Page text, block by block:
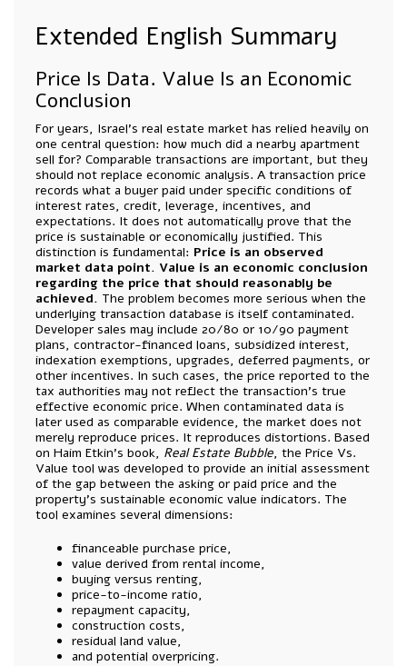
Extended English Summary
Price Is Data. Value Is an Economic
Conclusion
For years, Israel’s real estate market has relied heavily on
one central question: how much did a nearby apartment
sell for? Comparable transactions are important, but they
should not replace economic analysis. A transaction price
records what a buyer paid under specific conditions of
interest rates, credit, leverage, incentives, and
expectations. It does not automatically prove that the
price is sustainable or economically justified. This
distinction is fundamental: Price is an observed
market data point. Value is an economic conclusion
regarding the price that should reasonably be
achieved. The problem becomes more serious when the
underlying transaction database is itself contaminated.
Developer sales may include 20/80 or 10/90 payment
plans, contractor-financed loans, subsidized interest,
indexation exemptions, upgrades, deferred payments, or
other incentives. In such cases, the price reported to the
tax authorities may not reflect the transaction’s true
effective economic price. When contaminated data is
later used as comparable evidence, the market does not
merely reproduce prices. It reproduces distortions. Based
on Haim Etkin’s book, Real Estate Bubble, the Price Vs.
Value tool was developed to provide an initial assessment
of the gap between the asking or paid price and the
property’s sustainable economic value indicators. The
tool examines several dimensions:
financeable purchase price,
value derived from rental income,
buying versus renting,
price-to-income ratio,
repayment capacity,
construction costs,
residual land value,
and potential overpricing.